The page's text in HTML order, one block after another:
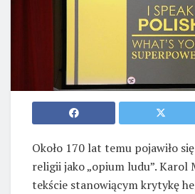
Około 170 lat temu pojawiło
religii jako „opium ludu”. Karol
tekście stanowiącym krytykę